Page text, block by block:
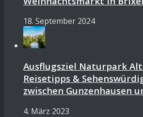
18. September 2024
Ausflugsziel Naturpark
Reisetipps &
zwischen Gunzenhausen
4. März 2023